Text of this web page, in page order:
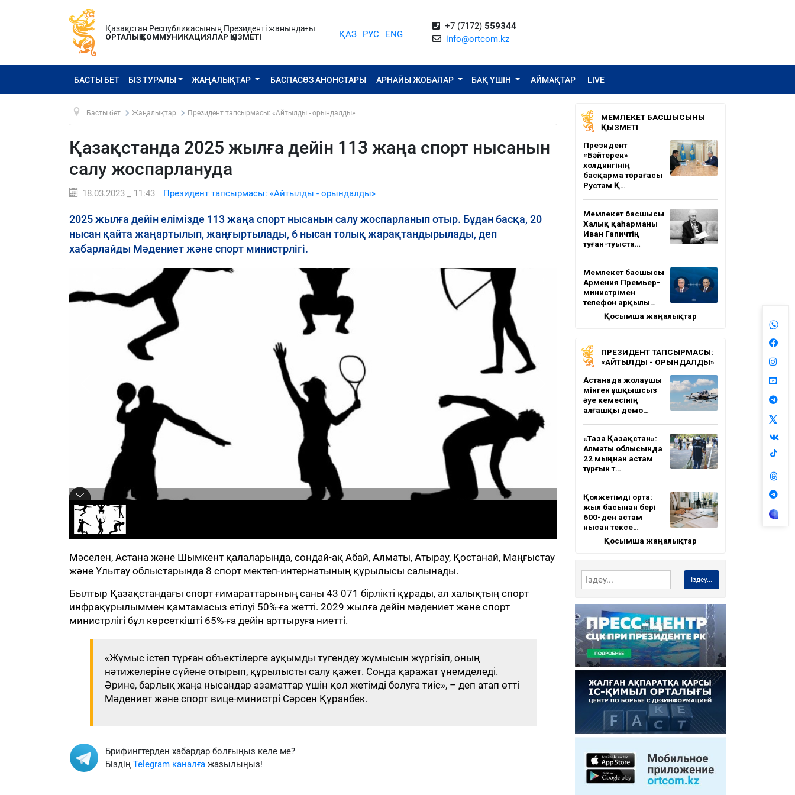
Қазақстан Республикасының Президенті жанындағы
ОРТАЛЫҚ КОММУНИКАЦИЯЛАР ҚЫЗМЕТІ
ҚАЗ РУС ENG
+7 (7172) 559344
info@ortcom.kz
БАСТЫ БЕТ БІЗ ТУРАЛЫ ЖАҢАЛЫҚТАР БАСПАСӨЗ АНОНСТАРЫ АРНАЙЫ ЖОБАЛАР БАҚ ҮШІН АЙМАҚТАР LIVE
Басты бет Жаңалықтар Президент тапсырмасы: «Айтылды - орындалды»
Қазақстанда 2025 жылға дейін 113 жаңа спорт нысанын
салу жоспарлануда
18.03.2023 _ 11:43 Президент тапсырмасы: «Айтылды - орындалды»
2025 жылға дейін елімізде 113 жаңа спорт нысанын салу жоспарланып отыр. Бұдан басқа, 20
нысан қайта жаңартылып, жаңғыртылады, 6 нысан толық жарақтандырылады, деп
хабарлайды Мәдениет және спорт министрлігі.
Мәселен, Астана және Шымкент қалаларында, сондай-ақ Абай, Алматы, Атырау, Қостанай, Маңғыстау
және Ұлытау облыстарында 8 спорт мектеп-интернатының құрылысы салынады.
Былтыр Қазақстандағы спорт ғимараттарының саны 43 071 бірлікті құрады, ал халықтың спорт
инфрақұрылыммен қамтамасыз етілуі 50%-ға жетті. 2029 жылға дейін мәдениет және спорт
министрлігі бұл көрсеткішті 65%-ға дейін арттыруға ниетті.
«Жұмыс істеп тұрған объектілерге ауқымды түгендеу жұмысын жүргізіп, оның
нәтижелеріне сүйене отырып, құрылысты салу қажет. Сонда қаражат үнемделеді.
Әрине, барлық жаңа нысандар азаматтар үшін қол жетімді болуға тиіс», – деп атап өтті
Мәдениет және спорт вице-министрі Сәрсен Құранбек.
Брифингтерден хабардар болғыңыз келе ме?
Біздің Telegram каналға жазылыңыз!
МЕМЛЕКЕТ БАСШЫСЫНЫҢ
ҚЫЗМЕТІ
Президент
«Бәйтерек»
холдингінің
басқарма төрағасы
Рустам Қ…
Мемлекет басшысы
Халық қаһарманы
Иван Гапичтің
туған-туыста…
Мемлекет басшысы
Армения Премьер-
министрімен
телефон арқылы…
Қосымша жаңалықтар
ПРЕЗИДЕНТ ТАПСЫРМАСЫ:
«АЙТЫЛДЫ - ОРЫНДАЛДЫ»
Астанада жолаушы
мінген ұшқышсыз
әуе кемесінің
алғашқы демо…
«Таза Қазақстан»:
Алматы облысында
22 мыңнан астам
тұрғын т…
Қолжетімді орта:
жыл басынан бері
600-ден астам
нысан тексе…
Қосымша жаңалықтар
Іздеу...